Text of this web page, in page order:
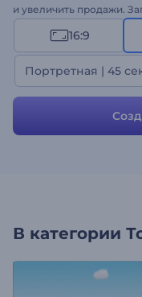
и увеличить продажи.
пишите сообщения и
музыкальный трек.
коллекций,
стильных промо-видео.
любителей моды!
16:9
Портретная | 45
В категории